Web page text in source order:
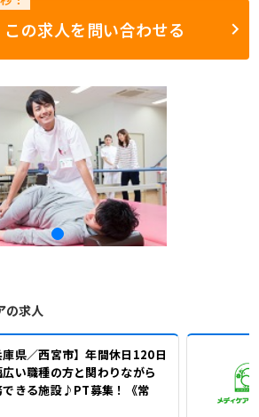
この求人を問い合わせる
の求人
庫県／西宮市】年間休日120日
い職種の方と関わりながら
できる施設♪PT募集！《常